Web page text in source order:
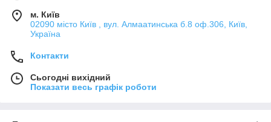
м. Київ
02090 місто Київ , вул. Алмаатинська б.8 оф.306, Київ,
Україна
Контакти
Сьогодні вихідний
Показати весь графік роботи